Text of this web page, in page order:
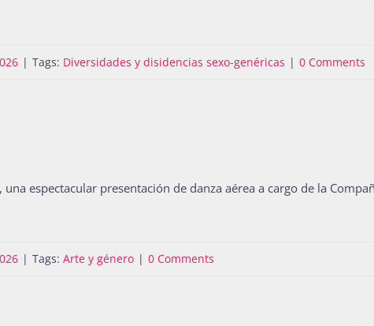
| Tags: Diversidades y disidencias sexo-genéricas | 0 Comments
espectacular presentación de danza aérea a cargo de la
| Tags: Arte y género | 0 Comments